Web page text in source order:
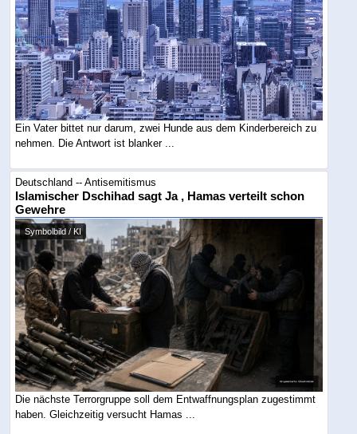
Ein Vater bittet nur darum, zwei Hunde aus dem Kinderbereich zu
nehmen. Die Antwort ist blanker ...
Deutschland -- Antisemitismus
Islamischer Dschihad sagt Ja , Hamas verteilt schon
Gewehre
Symbolbild / KI
Die nächste Terrorgruppe soll dem Entwaffnungsplan zugestimmt
haben. Gleichzeitig versucht Hamas ...